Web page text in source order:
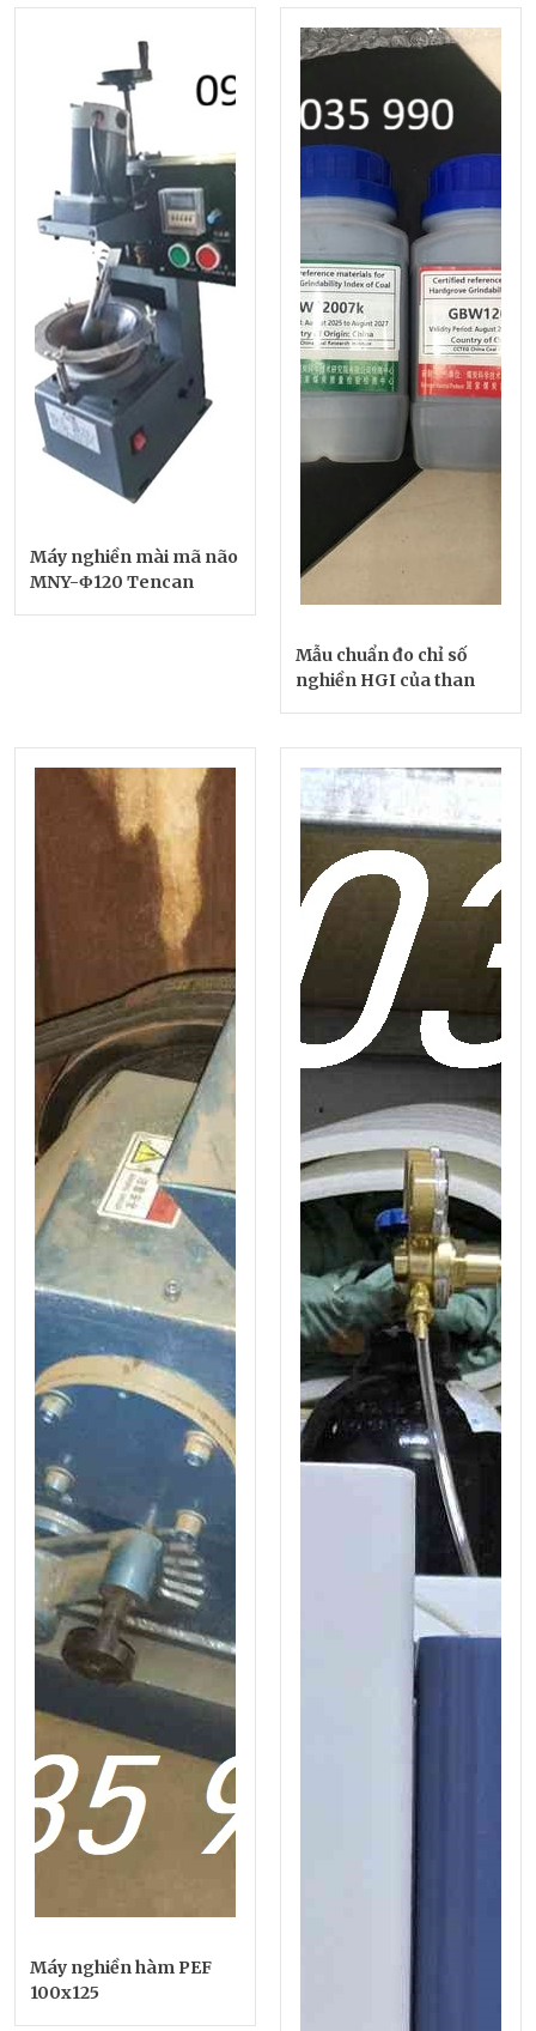
Máy nghiền mài mã não
MNY-Φ120 Tencan
Mẫu chuẩn đo chỉ số
nghiền HGI của than
Máy nghiền hàm PEF
100x125